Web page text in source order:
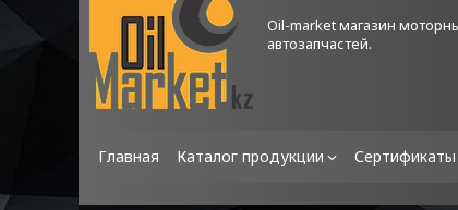
Oil-market магазин
автозапчастей.
Главная Каталог продукции Сертификаты